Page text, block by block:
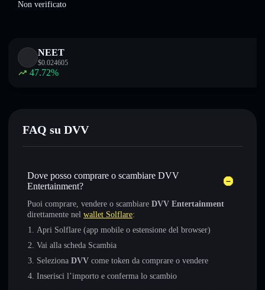
Non verificato
NEET
$0.024605
47.72%
FAQ su DVV
Dove posso comprare o scambiare DVV
Entertainment?
Puoi comprare, vendere o scambiare DVV Entertainment
direttamente nel wallet Solflare:
Apri Solflare (app mobile o estensione del browser)
Vai alla scheda Scambia
Seleziona DVV come token da comprare o vendere
Inserisci l’importo e conferma lo scambio